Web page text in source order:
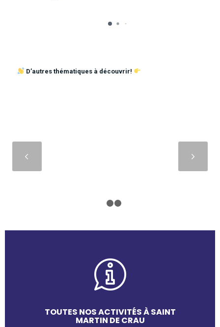
D’autres thématiques à découvrir!
TOUTES NOS ACTIVITÉS À SAINT
MARTIN DE CRAU